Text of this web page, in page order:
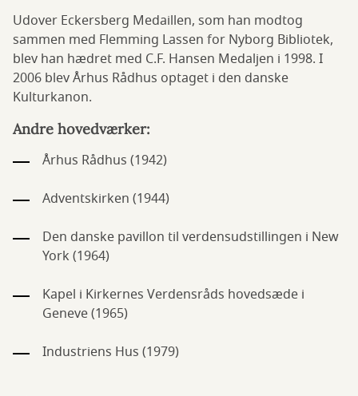
Udover Eckersberg Medaillen, som han modtog
sammen med Flemming Lassen for Nyborg Bibliotek,
blev han hædret med C.F. Hansen Medaljen i 1998. I
2006 blev Århus Rådhus optaget i den danske
Kulturkanon.
Andre hovedværker:
Århus Rådhus (1942)
Adventskirken (1944)
Den danske pavillon til verdensudstillingen i New
York (1964)
Kapel i Kirkernes Verdensråds hovedsæde i
Geneve (1965)
Industriens Hus (1979)